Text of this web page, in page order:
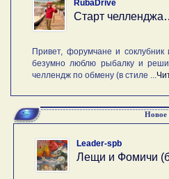
RubaDrive
Старт
Привет, форумчане и
безумно люблю рыбалку и
челлендж по обмену (в стиле ...
Новое
Leader-spb
Лещи и Фомичи